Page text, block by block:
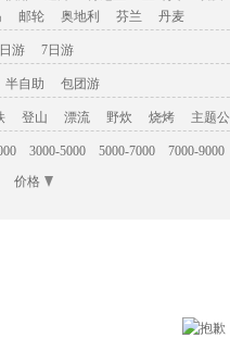
邮轮 奥地利 芬兰 丹麦
游 7日游
半自助 包团游
登山 漂流 野炊 烧烤 主题
3000-5000 5000-7000
7000-9000
价格